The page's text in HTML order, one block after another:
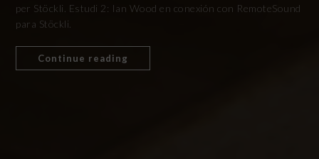
per Stöckli. Estudi 2: Ian Wood en conexión con RemoteSound
para Stöckli.
Continue reading